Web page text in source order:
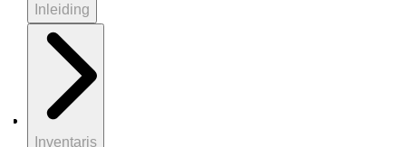
Inleiding
Inventaris